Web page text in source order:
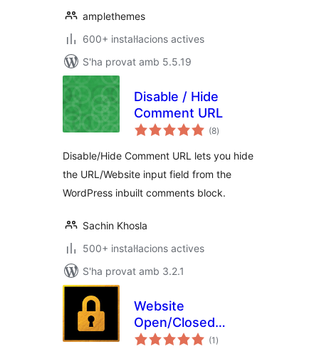
amplethemes
600+ instal·lacions actives
S'ha provat amb 5.5.19
Disable / Hide
Comment URL
(8puntuacions
totals
)
Disable/Hide Comment URL lets you hide
the URL/Website input field from the
WordPress inbuilt comments block.
Sachin Khosla
500+ instal·lacions actives
S'ha provat amb 3.2.1
Website
Open/Closed
Toggle
(1 puntuacions
totals
)